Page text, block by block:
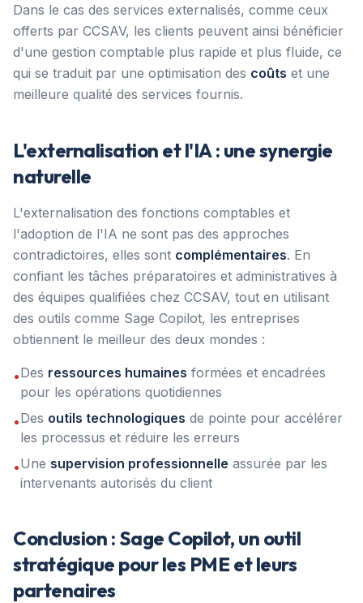
Dans le cas des services externalisés, comme ceux
offerts par CCSAV, les clients peuvent ainsi bénéficier
d'une gestion comptable plus rapide et plus fluide, ce
qui se traduit par une optimisation des coûts et une
meilleure qualité des services fournis.
L'externalisation et l'IA : une synergie
naturelle
L'externalisation des fonctions comptables et
l'adoption de l'IA ne sont pas des approches
contradictoires, elles sont complémentaires. En
confiant les tâches préparatoires et administratives à
des équipes qualifiées chez CCSAV, tout en utilisant
des outils comme Sage Copilot, les entreprises
obtiennent le meilleur des deux mondes :
•Des ressources humaines formées et encadrées
pour les opérations quotidiennes
•Des outils technologiques de pointe pour accélérer
les processus et réduire les erreurs
•Une supervision professionnelle assurée par les
intervenants autorisés du client
Conclusion : Sage Copilot, un outil
stratégique pour les PME et leurs
partenaires